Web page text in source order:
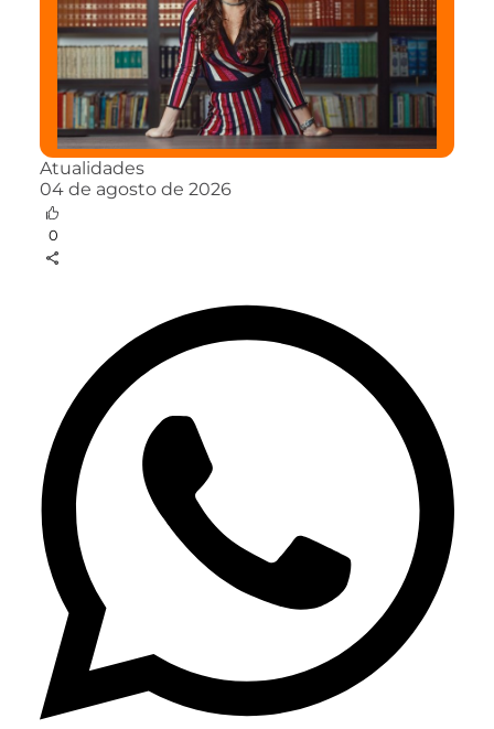
Atualidades
04 de agosto de 2026
0